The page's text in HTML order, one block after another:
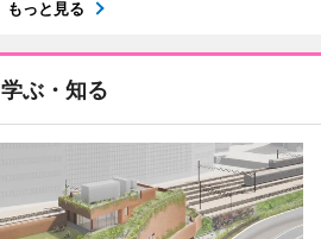
もっと見る
学ぶ・知る